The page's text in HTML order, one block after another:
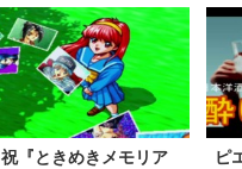
祝『ときめきメモリア
ピ